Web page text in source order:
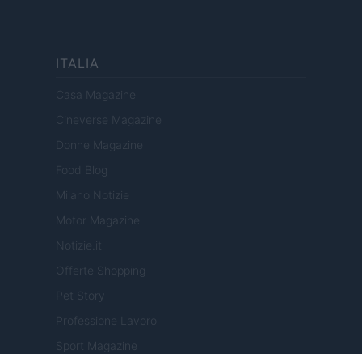
ITALIA
Casa Magazine
Cineverse Magazine
Donne Magazine
Food Blog
Milano Notizie
Motor Magazine
Notizie.it
Offerte Shopping
Pet Story
Professione Lavoro
Sport Magazine